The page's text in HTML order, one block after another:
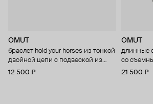
OMUT
браслет hold your horses из тонкой
двойной цепи с подвеской из
бронзы с родиевым покрытием
12 500 ₽
OMUT
длинные
со
бронзы с
21 500 ₽